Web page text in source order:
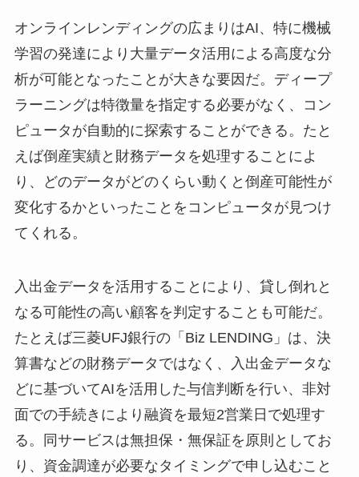
オンラインレンディングの広まりはAI、特に機械
学習の発達により大量データ活用による高度な分
析が可能となったことが大きな要因だ。ディープ
ラーニングは特徴量を指定する必要がなく、コン
ピュータが自動的に探索することができる。たと
えば倒産実績と財務データを処理することによ
り、どのデータがどのくらい動くと倒産可能性が
変化するかといったことをコンピュータが見つけ
てくれる。
入出金データを活用することにより、貸し倒れと
なる可能性の高い顧客を判定することも可能だ。
たとえば三菱UFJ銀行の「Biz LENDING」は、決
算書などの財務データではなく、入出金データな
どに基づいてAIを活用した与信判断を行い、非対
面での手続きにより融資を最短2営業日で処理す
る。同サービスは無担保・無保証を原則としてお
り、資金調達が必要なタイミングで申し込むこと